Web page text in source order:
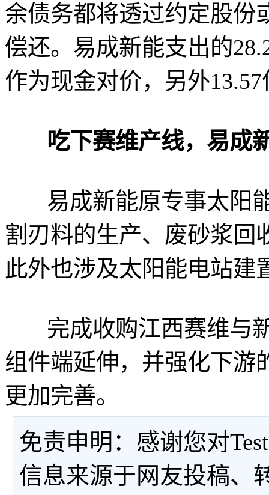
余债务都将透过约定股份
偿还。易成新能支出的
作为现金对价，另外
吃下赛维产线，易成
易成新能原专事太阳能
割刃料的生产、废砂浆回
此外也涉及太阳能电站建
完成收购江西赛维与新
组件端延伸，并强化下游
更加完善。
免责申明：感谢您对
信息来源于网友投稿、